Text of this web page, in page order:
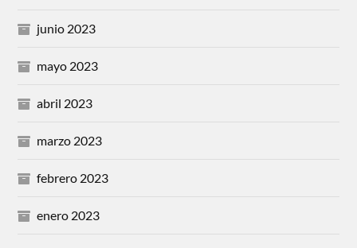
junio 2023
mayo 2023
abril 2023
marzo 2023
febrero 2023
enero 2023